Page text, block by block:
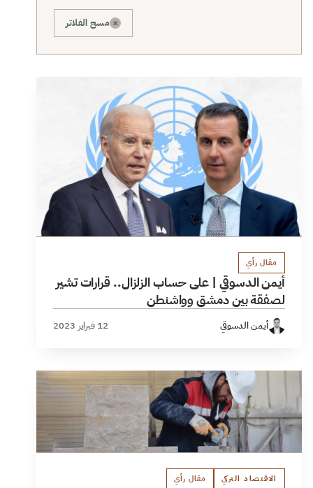
× مسح الفلاتر
مقال رأي
أيمن الدسوقي | على حساب الزلزال.. قرارات تشير
لصفقة بين دمشق وواشنطن
أيمن الدسوقي 12 فبراير 2023
الاقتصاد التركي مقال رأي